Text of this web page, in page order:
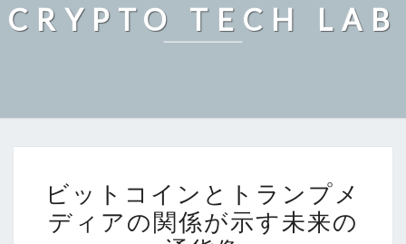
CRYPTO TECH LAB
ッ
ト
ビットコインとトランプメ
ディアの関係が示す未来の